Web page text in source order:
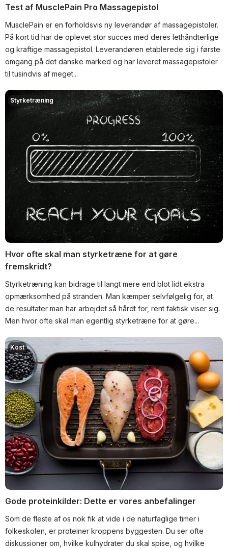
Test af MusclePain Pro Massagepistol
MusclePain er en forholdsvis ny leverandør af massagepistoler.
På kort tid har de oplevet stor succes med deres lethåndterlige
og kraftige massagepistol. Leverandøren etablerede sig i første
omgang på det danske marked og har leveret massagepistoler
til tusindvis af meget...
Hvor ofte skal man styrketræne for at gøre
fremskridt?
Styrketræning kan bidrage til langt mere end blot lidt ekstra
opmærksomhed på stranden. Man kæmper selvfølgelig for, at
de resultater man har arbejdet så hårdt for, rent faktisk viser sig.
Men hvor ofte skal man egentlig styrketræne for at gøre...
Styrketræning
Gode proteinkilder: Dette er vores anbefalinger
Som de fleste af os nok fik at vide i de naturfaglige timer i
folkeskolen, er proteiner kroppens byggesten. Du ser ofte
diskussioner om, hvilke kulhydrater du skal spise, og hvilke
Kost